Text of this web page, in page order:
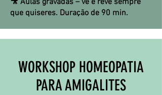
que quiseres. Duração de 90 min.
WORKSHOP HOMEOPATIA
PARA AMIGALITES